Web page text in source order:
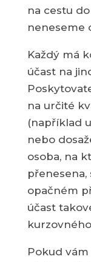
na cestu
neneseme
Každý má
účast na
na určité
(například
nebo
osoba, na
opačném
účast
Pokud